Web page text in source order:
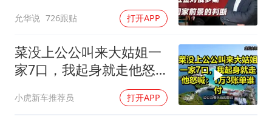
允华说 726跟贴 打开APP
菜没上公公叫来大姑姐一
家7口，我起身就走他怒
喊：1万3账单谁付
小虎新车推荐员 打开APP